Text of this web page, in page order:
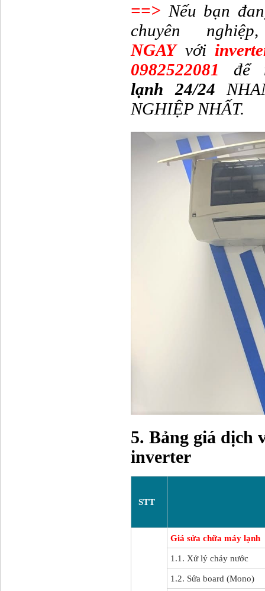
==> Nếu bạn
chuyên
NGAYvới
0982522081 để
lạnh
24/24
NGHIỆP NHẤT.
5. Bảng giá dịch
inverter
STT
Giá sửa chữa máy lạnh
1.1. Xử lý chảy nước
1.2. Sửa board (Mono)